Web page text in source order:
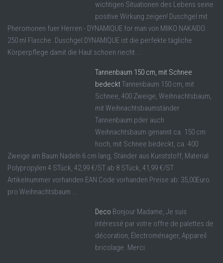
wichtigen Situationen des Lebens seine
positive Wirkung zeigen! Duschgel mit
Pheromonen fuer Herren - DYNAMIQUE for man von MIIKO NAKAIDO.
250 ml Flasche. Duschgel DYNAMIQUE ist die perfekte tägliche
Körperpflege damit die Haut schoen riecht ...
Tannenbaum 150 cm, mit Schnee
bedecktTannenbaum 150 cm, mit
Schnee, 400 Zweige, Weihnachtsbaum,
mit Weihnachtsbaumständer
Tannenbaum pder auch
Weihnachtsbaum genannt ca. 150 cm
hoch, mit Schnee bedeckt, ca. 400
Zweige am Baum Nadeln 6 cm lang, Ständer aus Kunststoff, Material
Polypropylen 4 STück, 42,99 €/ST ab 8 STück, 41,99 €/ST
Artikelnummer vorhanden EAN Code vorhanden Preise ab: 35,00Euro
pro Weihnachtsbaum ...
Deco Bonjour Madame, Je suis
intéressé par votre offre de palettes de
décoration, Électroménager, Appareil
bricolage. Merci